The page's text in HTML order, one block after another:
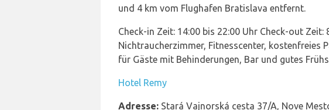
und 4 km vom Flughafen Bratislava entfernt.
Check-in Zeit: 14:00 bis 22:00 Uhr Check-out
Nichtraucherzimmer, Fitnesscenter, kostenfreies
für Gäste mit Behinderungen, Bar und gutes
Hotel Remy
Adresse: Stará Vajnorská cesta 37/A, Nove